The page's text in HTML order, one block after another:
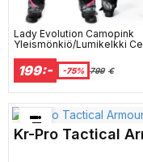
Lady Evolution Camopink
Yleismönkiö/Lumikelkki Ce
199:- -75% 799 €
Kr-Pro Tactical